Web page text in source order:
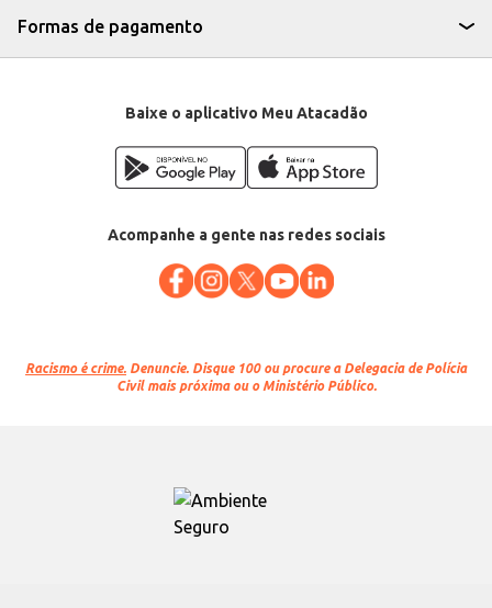
Formas de pagamento
Baixe o aplicativo Meu Atacadão
Acompanhe a gente nas redes sociais
Racismo é crime. Denuncie. Disque 100 ou procure a Delegacia de Polícia
Civil mais próxima ou o Ministério Público.